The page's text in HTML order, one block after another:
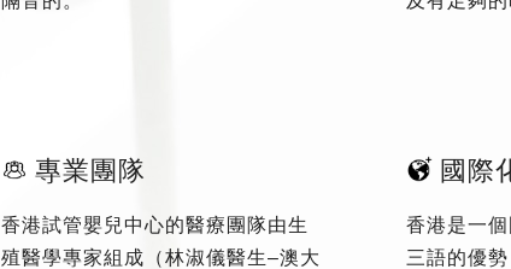
專業團隊
香港試管嬰兒中心的醫療團隊由生
殖醫學專家組成（林淑儀醫生–澳大
國際
香港是一
三語的優